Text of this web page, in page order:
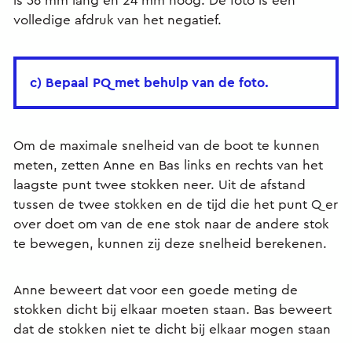
volledige afdruk van het negatief.
c) Bepaal PQ met behulp van de foto.
Om de maximale snelheid van de boot te kunnen
meten, zetten Anne en Bas links en rechts van het
laagste punt twee stokken neer. Uit de afstand
tussen de twee stokken en de tijd die het punt Q er
over doet om van de ene stok naar de andere stok
te bewegen, kunnen zij deze snelheid berekenen.
Anne beweert dat voor een goede meting de
stokken dicht bij elkaar moeten staan. Bas beweert
dat de stokken niet te dicht bij elkaar mogen staan